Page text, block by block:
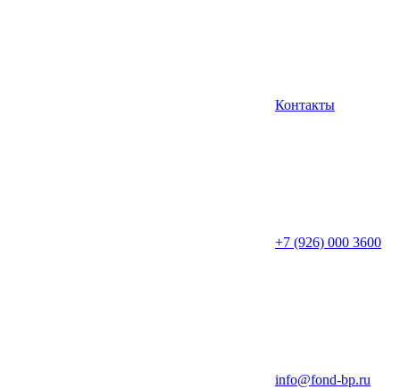
Контакты
+7 (926) 000 3600
info@fond-bp.ru